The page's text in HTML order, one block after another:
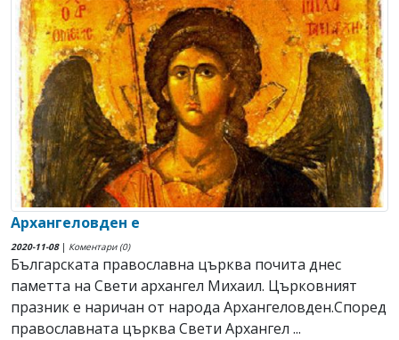
Архангеловден е
2020-11-08| Коментари (0)
Българската православна църква почита днес
паметта на Свети архангел Михаил. Църковният
празник е наричан от народа Архангеловден.Според
православната църква Свети Архангел ...